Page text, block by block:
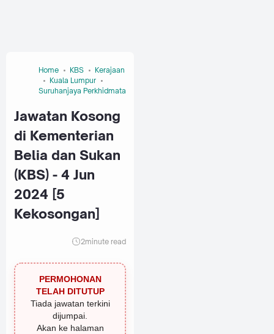
Home KBS
Kerajaan
Kuala Lumpur
Suruhanjaya Perkhidmatan Awam Malaysia (SPA)
Jawatan Kosong
di Kementerian
Belia dan Sukan
(KBS) - 4 Jun
2024 [5
Kekosongan]
2minute read
PERMOHONAN
TELAH DITUTUP
Tiada jawatan terkini
dijumpai.
Akan ke halaman